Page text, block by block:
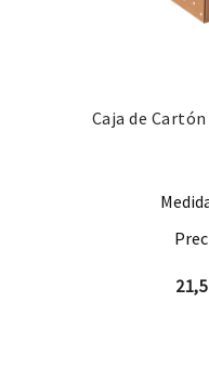
Caja de